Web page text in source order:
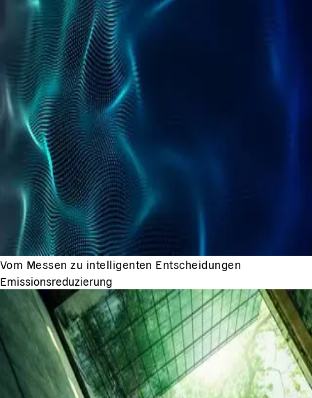
Vom Messen zu intelligenten Entscheidungen
Emissionsreduzierung